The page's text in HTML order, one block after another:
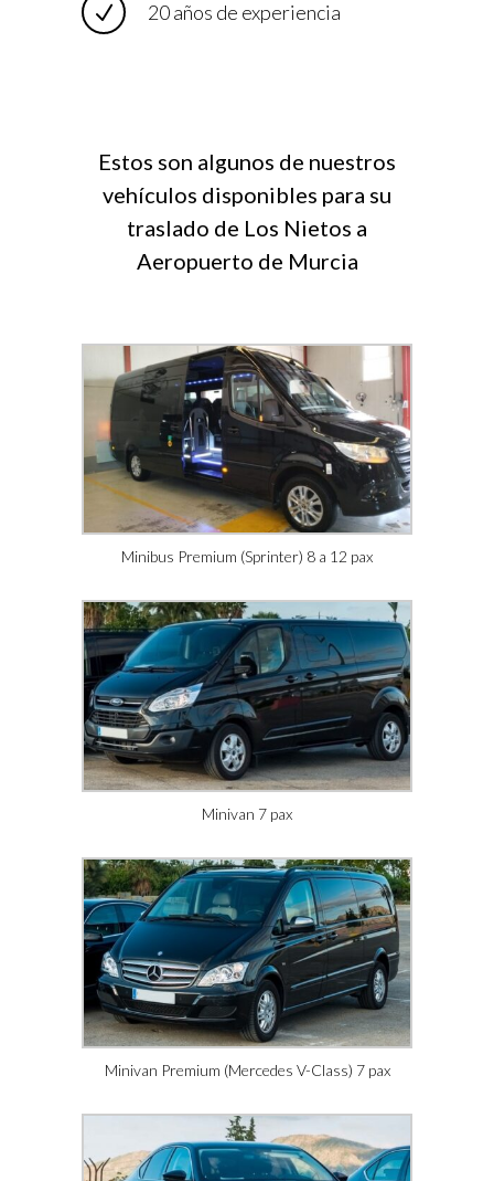
20 años de experiencia
Estos son algunos de nuestros
vehículos disponibles para su
traslado de Los Nietos a
Aeropuerto de Murcia
Minibus Premium (Sprinter) 8 a 12 pax
Minivan 7 pax
Minivan Premium (Mercedes V-Class) 7 pax